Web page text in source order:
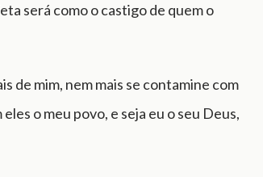
será como o castigo de quem o
de mim, nem mais se contamine com
o meu povo, e seja eu o seu Deus,